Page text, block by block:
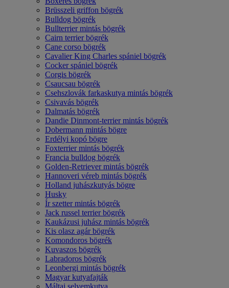
Brüsszeli griffon bögrék
Bulldog bögrék
Bullterrier mintás bögrék
Cairn terrier bögrék
Cane corso bögrék
Cavalier King Charles spániel bögrék
Cocker spániel bögrék
Corgis bögrék
Csaucsau bögrék
Csehszlovák farkaskutya mintás bögrék
Csivavás bögrék
Dalmatás bögrék
Dandie Dinmont-terrier mintás bögrék
Dobermann mintás bögre
Erdélyi kopó bögre
Foxterrier mintás bögrék
Francia bulldog bögrék
Golden-Retriever mintás bögrék
Hannoveri véreb mintás bögrék
Holland juhászkutyás bögre
Husky
Ír szetter mintás bögrék
Jack russel terrier bögrék
Kaukázusi juhász mintás bögrék
Kis olasz agár bögrék
Komondoros bögrék
Kuvaszos bögrék
Labradoros bögrék
Leonbergi mintás bögrék
Magyar kutyafajták
Máltai selyemkutya